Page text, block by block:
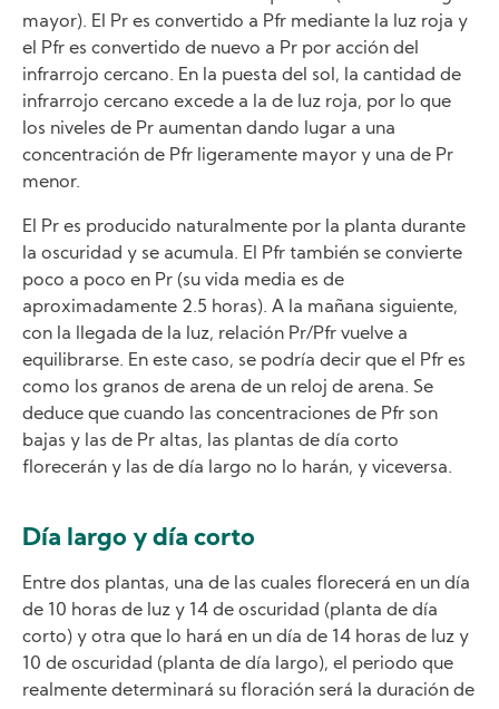
mayor). El Pr es convertido a Pfr mediante la luz roja y
el Pfr es convertido de nuevo a Pr por acción del
infrarrojo cercano. En la puesta del sol, la cantidad de
infrarrojo cercano excede a la de luz roja, por lo que
los niveles de Pr aumentan dando lugar a una
concentración de Pfr ligeramente mayor y una de Pr
menor.
El Pr es producido naturalmente por la planta durante
la oscuridad y se acumula. El Pfr también se convierte
poco a poco en Pr (su vida media es de
aproximadamente 2.5 horas). A la mañana siguiente,
con la llegada de la luz, relación Pr/Pfr vuelve a
equilibrarse. En este caso, se podría decir que el Pfr es
como los granos de arena de un reloj de arena. Se
deduce que cuando las concentraciones de Pfr son
bajas y las de Pr altas, las plantas de día corto
florecerán y las de día largo no lo harán, y viceversa.
Día largo y día corto
Entre dos plantas, una de las cuales florecerá en un día
de 10 horas de luz y 14 de oscuridad (planta de día
corto) y otra que lo hará en un día de 14 horas de luz y
10 de oscuridad (planta de día largo), el periodo que
realmente determinará su floración será la duración de